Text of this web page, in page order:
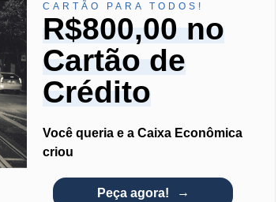
CARTÃO PARA TODOS!
R$800,00 no
Cartão de
Crédito
Você queria e a Caixa Econômica
criou
Peça agora!